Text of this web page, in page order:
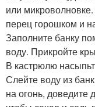
или
перец горошком и
Заполните банку
воду. Прикройте
В кастрюлю
Слейте воду из
на огонь, доведите